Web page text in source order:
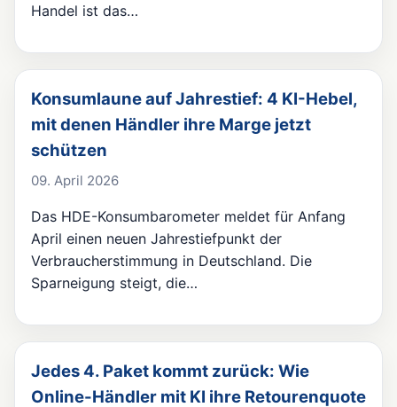
Handel ist das…
Konsumlaune auf Jahrestief: 4 KI-Hebel,
mit denen Händler ihre Marge jetzt
schützen
09. April 2026
Das HDE-Konsumbarometer meldet für Anfang
April einen neuen Jahrestiefpunkt der
Verbraucherstimmung in Deutschland. Die
Sparneigung steigt, die…
Jedes 4. Paket kommt zurück: Wie
Online-Händler mit KI ihre Retourenquote